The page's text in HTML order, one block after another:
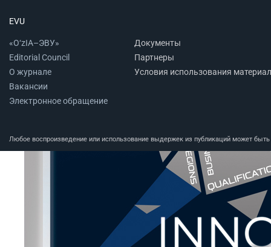
EVU
«O‘zIA–ЭВУ»
Editorial Council
О журнале
Вакансии
Электронное обращение
Документы
Партнеры
Условия использования
Любое воспроизведение или использование выдержек из публикаций может